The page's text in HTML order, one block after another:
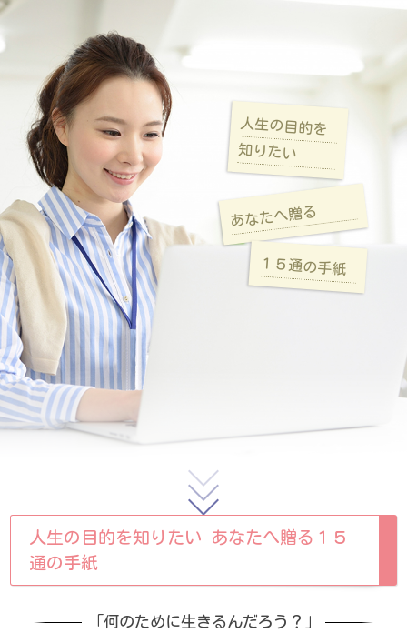
人生の目的を
知りたい
あなたへ贈る
１５通の手紙
人生の目的を知りたい あなたへ贈る１５
通の手紙
「何のために生きるんだろう？」